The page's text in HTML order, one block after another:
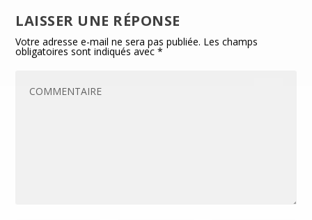
LAISSER UNE RÉPONSE
Votre adresse e-mail ne sera pas publiée. Les champs
obligatoires sont indiqués avec*